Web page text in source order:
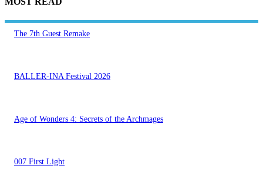
The 7th Guest Remake
BALLER-INA Festival 2026
Age of Wonders 4: Secrets of the Archmages
007 First Light